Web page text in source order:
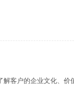
客户的企业文化、价